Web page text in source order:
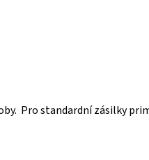
Pro standardní zásilky